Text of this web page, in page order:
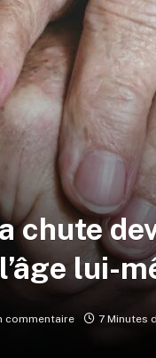
chute
lui-
commentaire 7 Minutes